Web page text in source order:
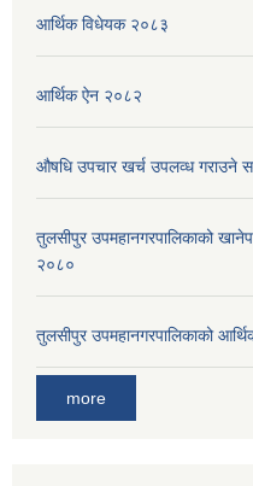
आर्थिक विधेयक २०८३
आर्थिक ऐन २०८२
औषधि उपचार खर्च उपलव्ध गराउने
तुलसीपुर उपमहानगरपालिकाको
२०८०
तुलसीपुर उपमहानगरपालिकाको
more